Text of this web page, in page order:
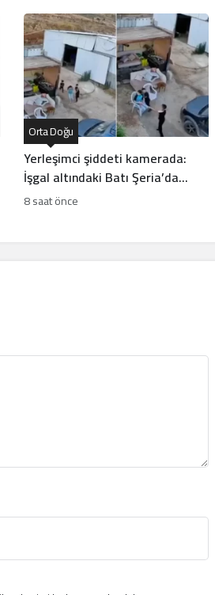
Yerleşimci şiddeti kamerada:
İşgal altındaki Batı Şeria’da
çocuğa silahlı saldırı
Orta Doğu
8 saat önce